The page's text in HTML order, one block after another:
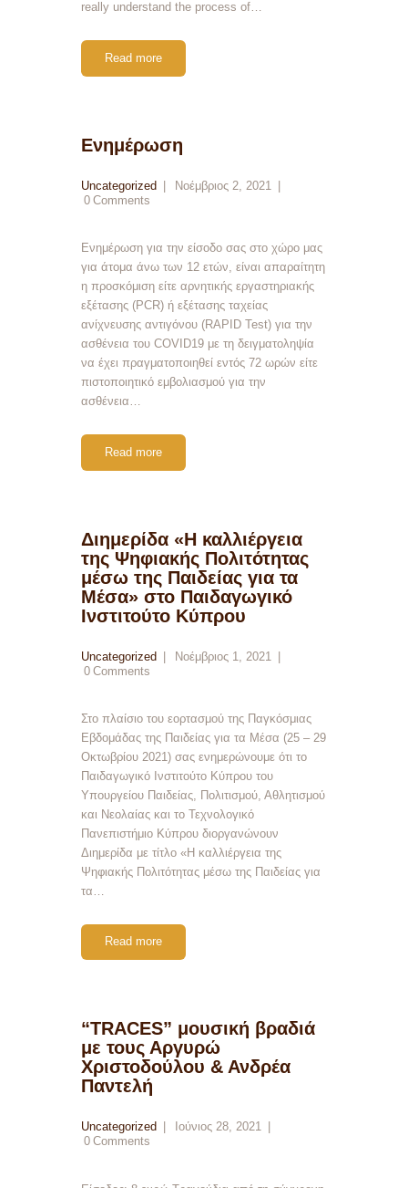
really understand the process of…
Read more
Ενημέρωση
Uncategorized
Νοέμβριος 2, 2021
0 Comments
Ενημέρωση για την είσοδο σας στο χώρο μας
για άτομα άνω των 12 ετών, είναι απαραίτητη
η προσκόμιση είτε αρνητικής εργαστηριακής
εξέτασης (PCR) ή εξέτασης ταχείας
ανίχνευσης αντιγόνου (RAPID Test) για την
ασθένεια του COVID19 με τη δειγματοληψία
να έχει πραγματοποιηθεί εντός 72 ωρών είτε
πιστοποιητικό εμβολιασμού για την
ασθένεια…
Read more
Διημερίδα «Η καλλιέργεια
της Ψηφιακής Πολιτότητας
μέσω της Παιδείας για τα
Μέσα» στο Παιδαγωγικό
Ινστιτούτο Κύπρου
Uncategorized
Νοέμβριος 1, 2021
0 Comments
Στο πλαίσιο του εορτασμού της Παγκόσμιας
Εβδομάδας της Παιδείας για τα Μέσα (25 – 29
Οκτωβρίου 2021) σας ενημερώνουμε ότι το
Παιδαγωγικό Ινστιτούτο Κύπρου του
Υπουργείου Παιδείας, Πολιτισμού, Αθλητισμού
και Νεολαίας και το Τεχνολογικό
Πανεπιστήμιο Κύπρου διοργανώνουν
Διημερίδα με τίτλο «Η καλλιέργεια της
Ψηφιακής Πολιτότητας μέσω της Παιδείας για
τα…
Read more
“TRACES” μουσική βραδιά
με τους Αργυρώ
Χριστοδούλου & Ανδρέα
Παντελή
Uncategorized
Ιούνιος 28, 2021
0 Comments